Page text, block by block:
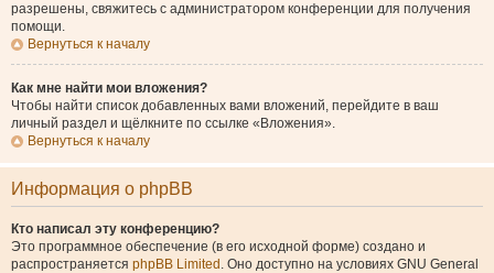
разрешены, свяжитесь с администратором конференции для получения
помощи.
Вернуться к началу
Как мне найти мои вложения?
Чтобы найти список добавленных вами вложений, перейдите в ваш
личный раздел и щёлкните по ссылке «Вложения».
Вернуться к началу
Информация о phpBB
Кто написал эту конференцию?
Это программное обеспечение (в его исходной форме) создано и
распространяется phpBB Limited . Оно доступно на условиях GNU General